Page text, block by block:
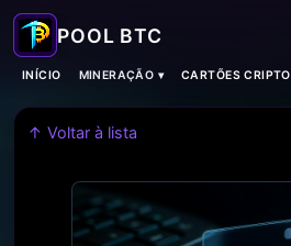
INÍCIO MINERAÇÃO ▾ CARTÕES CRIPTO
↑ Voltar à lista